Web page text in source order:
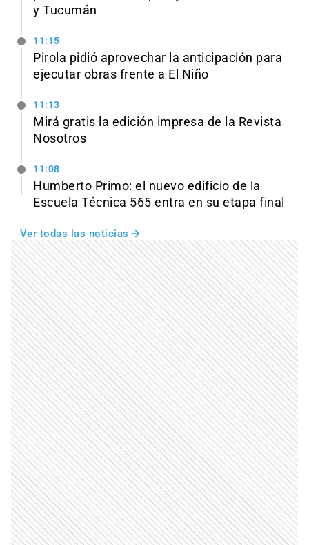
y Tucumán
11:15
Pirola pidió aprovechar la anticipación para
ejecutar obras frente a El Niño
11:13
Mirá gratis la edición impresa de la Revista
Nosotros
11:08
Humberto Primo: el nuevo edificio de la
Escuela Técnica 565 entra en su etapa final
Ver todas las noticias